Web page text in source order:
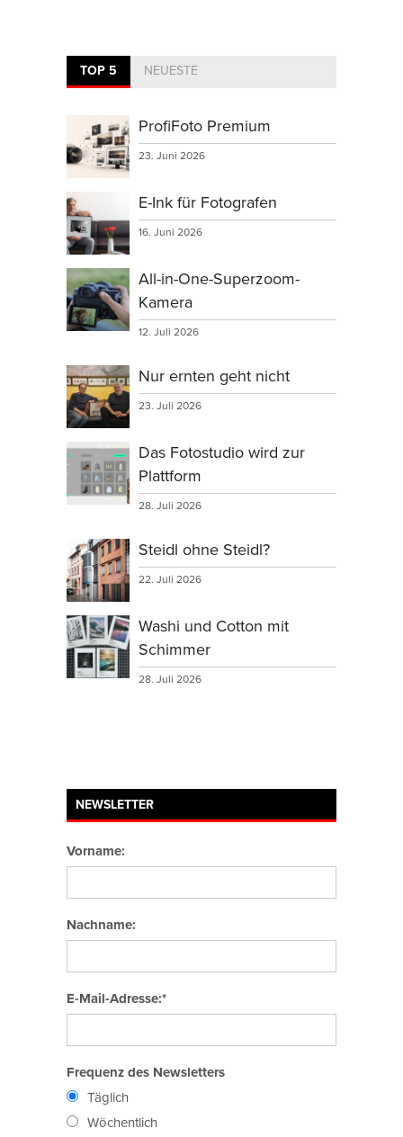
TOP 5 NEUESTE
ProfiFoto Premium
23. Juni 2026
E-Ink für Fotografen
16. Juni 2026
All-in-One-Superzoom-
Kamera
12. Juli 2026
Nur ernten geht nicht
23. Juli 2026
Das Fotostudio wird zur
Plattform
28. Juli 2026
Steidl ohne Steidl?
22. Juli 2026
Washi und Cotton mit
Schimmer
28. Juli 2026
NEWSLETTER
Vorname:
Nachname:
E-Mail-Adresse:*
Frequenz des Newsletters
Täglich
Wöchentlich